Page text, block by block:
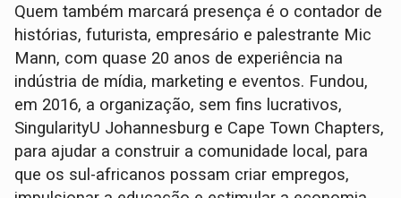
Quem também marcará presença é o contador de
histórias, futurista, empresário e palestrante Mic
Mann, com quase 20 anos de experiência na
indústria de mídia, marketing e eventos. Fundou,
em 2016, a organização, sem fins lucrativos,
SingularityU Johannesburg e Cape Town Chapters,
para ajudar a construir a comunidade local, para
que os sul-africanos possam criar empregos,